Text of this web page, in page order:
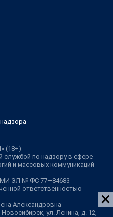
(18+)
службой по надзору в сфере
и массовых коммуникаций
ЭЛ № ФС 77—84683
ответственностью
Александровна
ул. Ленина, д. 12,